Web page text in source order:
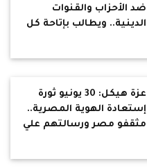
ضد الأحزاب والقنوات
الدينية.. ويطالب بإتاحة كل
عزة هيكل: 30 يونيو ثورة
إستعادة الهوية المصرية..
مثقفو مصر ورسالتهم علي